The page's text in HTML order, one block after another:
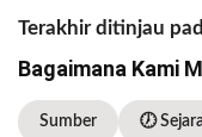
Terakhir ditinjau
Bagaimana Kami
Sumber 🕖